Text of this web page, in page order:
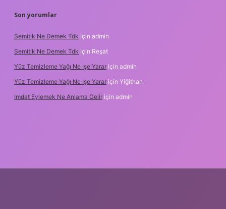
Son yorumlar
Semitik Ne Demek Tdk için admin
Semitik Ne Demek Tdk için Reşat
Yüz Temizleme Yağı Ne Işe Yarar için admin
Yüz Temizleme Yağı Ne Işe Yarar için Yiğithan
Imdat Eylemek Ne Anlama Gelir için admin